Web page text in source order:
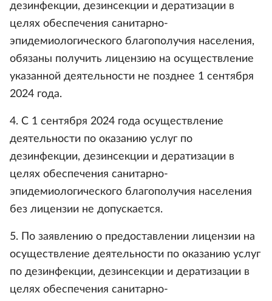
дезинфекции, дезинсекции и дератизации в
целях обеспечения санитарно-
эпидемиологического благополучия населения,
обязаны получить лицензию на осуществление
указанной деятельности не позднее 1 сентября
2024 года.
4. С 1 сентября 2024 года осуществление
деятельности по оказанию услуг по
дезинфекции, дезинсекции и дератизации в
целях обеспечения санитарно-
эпидемиологического благополучия населения
без лицензии не допускается.
5. По заявлению о предоставлении лицензии на
осуществление деятельности по оказанию услуг
по дезинфекции, дезинсекции и дератизации в
целях обеспечения санитарно-